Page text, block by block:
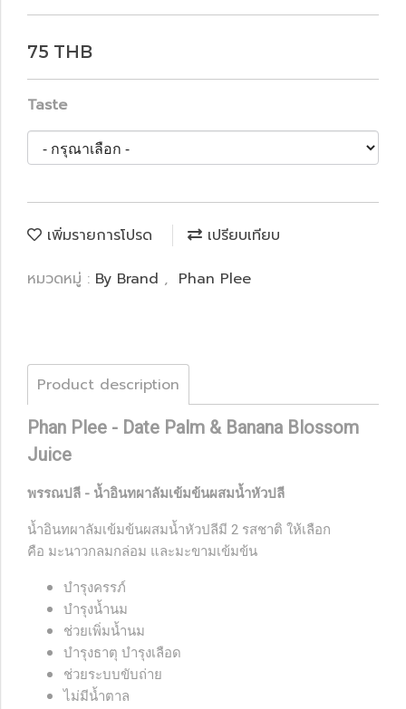
75 THB
Taste
เพิ่มรายการโปรด
เปรียบเทียบ
หมวดหมู่ : By Brand , Phan Plee
Product description
Phan Plee - Date Palm & Banana Blossom
Juice
พรรณปลี - น้ำอินทผาลัมเข้มข้นผสมน้ำหัวปลี
น้ำอินทผาลัมเข้มข้นผสมน้ำหัวปลีมี 2 รสชาติ ให้เลือก
คือ มะนาวกลมกล่อม และมะขามเข้มข้น
บำรุงครรภ์
บำรุงน้ำนม
ช่วยเพิ่มน้ำนม
บำรุงธาตุ บำรุงเลือด
ช่วยระบบขับถ่าย
ไม่มีน้ำตาล